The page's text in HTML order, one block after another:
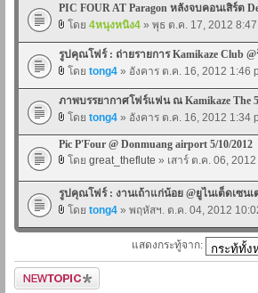
PIC FOUR AT Paragon หลังจบคอนเสิร์ต
โดย 4หนุงหนิง4 » พุธ ต.ค. 17, 2012
รูปคุณโฟร์ : ถ่ายรายการ Kamikaze Club
โดย tong4 » อังคาร ต.ค. 16, 2012 1:46
ภาพบรรยากาศโฟร์แฟน ณ Kamikaze The
โดย tong4 » อังคาร ต.ค. 16, 2012 1:34
Pic P'Four @ Donmuang airport 5/10/2012
โดย great_theflute » เสาร์ ต.ค. 06,
รูปคุณโฟร์ : งานเถ้าแก่น้อย @ยูไนเต็ดเซนเ
โดย tong4 » พฤหัสฯ. ต.ค. 04, 2012
แสดงกระทู้จาก:
ตั้งกระทู้ใหม่